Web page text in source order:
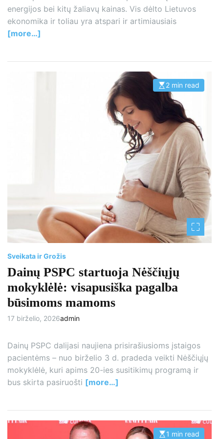
energijos bei kitų žaliavų kainas. Vis dėlto Lietuvos
ekonomika ir toliau yra atspari ir artimiausiais
[more…]
E
s
t
i
m
a
t
r
e
a
d
t
i
m
e
2 min read
Sveikata ir Grožis
Dainų PSPC startuoja Nėščiųjų
mokyklėlė: visapusiška pagalba
būsimoms mamoms
17 birželio, 2026admin
Dainų PSPC dalijasi naujiena prisirašiusioms įstaigos
pacientėms – nuo birželio 3 d. pradeda veikti Nėščiųjų
mokyklėlė, kuri apims 20-ies susitikimų programą ir
bus skirta pasiruošti [more…]
E
1 min read